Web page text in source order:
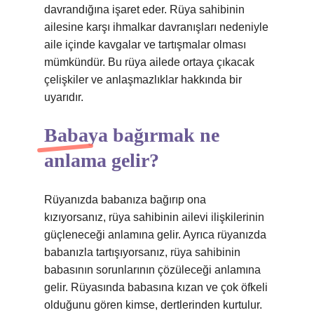
davrandığına işaret eder. Rüya sahibinin
ailesine karşı ihmalkar davranışları nedeniyle
aile içinde kavgalar ve tartışmalar olması
mümkündür. Bu rüya ailede ortaya çıkacak
çelişkiler ve anlaşmazlıklar hakkında bir
uyarıdır.
Babaya bağırmak ne
anlama gelir?
Rüyanızda babanıza bağırıp ona
kızıyorsanız, rüya sahibinin ailevi ilişkilerinin
güçleneceği anlamına gelir. Ayrıca rüyanızda
babanızla tartışıyorsanız, rüya sahibinin
babasının sorunlarının çözüleceği anlamına
gelir. Rüyasında babasına kızan ve çok öfkeli
olduğunu gören kimse, dertlerinden kurtulur.